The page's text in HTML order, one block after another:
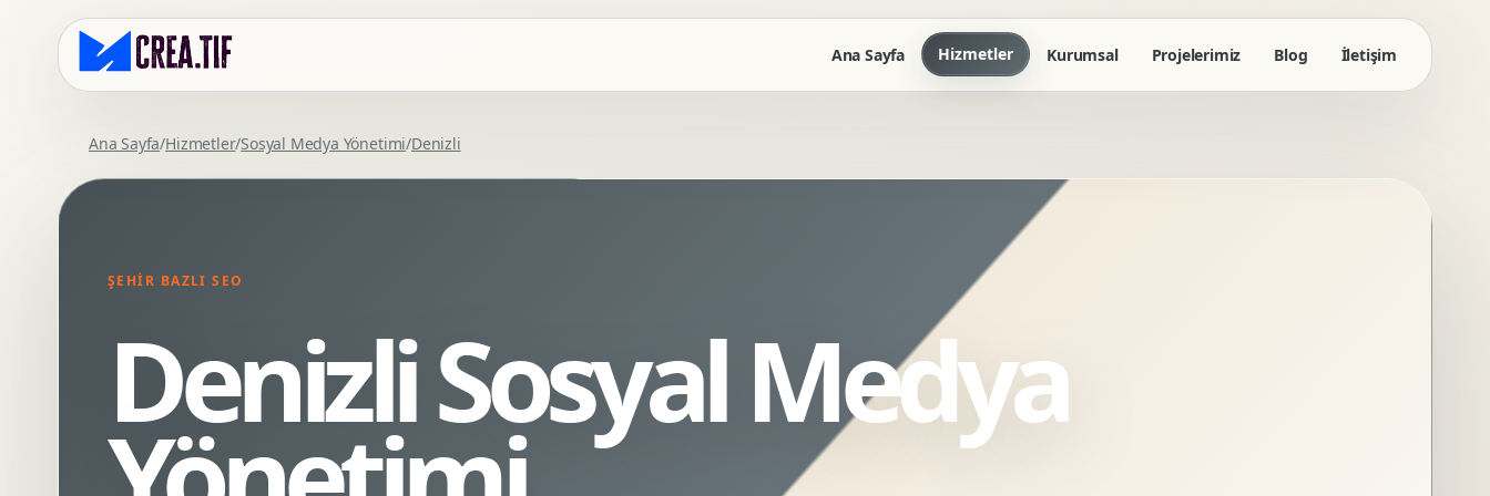
Ana Sayfa Hizmetler
Kurumsal Web Tasarim
SEO Uyumlu Web Tasarim
Webflow Web Tasarim
Kurumsal Site Yenileme
Prototip Tasarimi
Dashboard UI Tasarimi
Conversion UX Optimizasyonu
Ofis Ici Gorsel Kimlik
Kurumsal Katalog Tasarimi
Kurumsal Projelerimiz Blog İletişim
Ana Sayfa/Hizmetler/Sosyal Medya Yönetimi/Denizli
ŞEHIR BAZLI SEO
Denizli Sosyal Medya